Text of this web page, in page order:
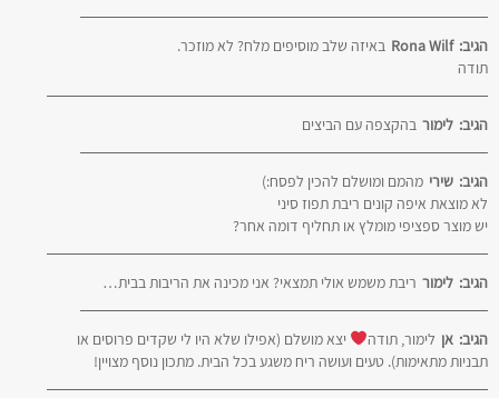
Rona Wilf הגיב:
באיזה שלב מוסיפים מלח? לא מוזכר.
תודה
לימור הגיב: בהקצפה עם הביצים
שירי הגיב:
מהמם ומושלם להכין לפסח:)
לא מוצאת איפה קונים ריבת תפוז סיני
יש מוצר ספציפי מומלץ או תחליף דומה אחר?
לימור הגיב: ריבת משמש אולי תמצאי? אני מכינה את הריבות בבית…
אן הגיב: לימור, תודה
יצא מושלם (אפילו שלא היו לי שקדים פרוסים או
תבניות מתאימות). טעים ועושה ריח משגע בכל הבית. מתכון נוסף מצויין!